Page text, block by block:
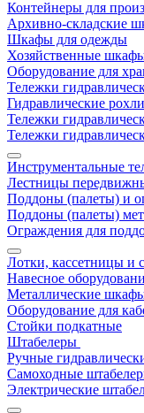
Контейнеры для
Архивно-складские
Шкафы для одежды
Хозяйственные
Оборудование для
Тележки
Гидравлические рохли
Тележки
Тележки
Инструментальные
Лестницы
Поддоны (палеты) и
Поддоны (палеты)
Ограждения для
Лотки, кассетницы и
Навесное
Металлические
Оборудование для
Стойки подкатные
Штабелеры
Ручные
Самоходные
Электрические